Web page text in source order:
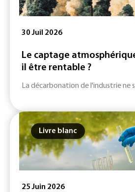
30 Juil 2026
Le captage
il être rentable ?
La décarbonation de l'industrie ne
Livre blanc
25 Juin 2026